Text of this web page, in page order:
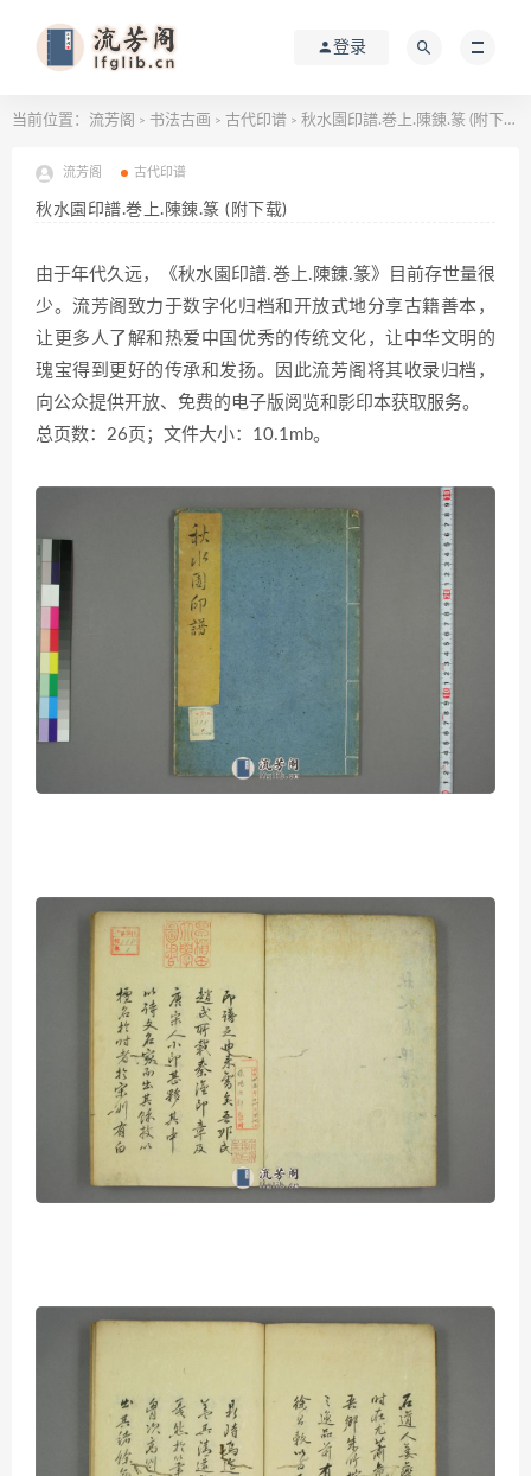
登录
当前位置： 流芳阁 > 书法古画 > 古代印谱 > 秋水園印譜.巻上.陳錬.篆 (附下载)
流芳阁 古代印谱
秋水園印譜.巻上.陳錬.篆 (附下载)
由于年代久远，《秋水園印譜.巻上.陳錬.篆》目前存世量很
少。流芳阁致力于数字化归档和开放式地分享古籍善本，
让更多人了解和热爱中国优秀的传统文化，让中华文明的
瑰宝得到更好的传承和发扬。因此流芳阁将其收录归档，
向公众提供开放、免费的电子版阅览和影印本获取服务。
总页数：26页；文件大小：10.1mb。